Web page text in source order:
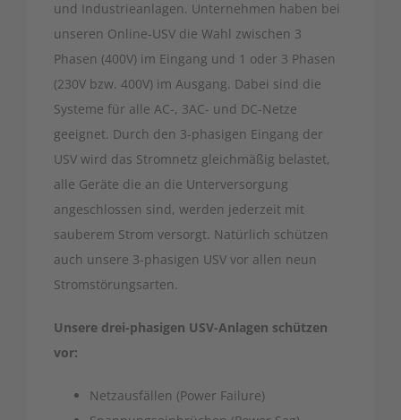
und Industrieanlagen. Unternehmen haben bei
unseren Online-USV die Wahl zwischen 3
Phasen (400V) im Eingang und 1 oder 3 Phasen
(230V bzw. 400V) im Ausgang. Dabei sind die
Systeme für alle AC-, 3AC- und DC-Netze
geeignet. Durch den 3-phasigen Eingang der
USV wird das Stromnetz gleichmäßig belastet,
alle Geräte die an die Unterversorgung
angeschlossen sind, werden jederzeit mit
sauberem Strom versorgt. Natürlich schützen
auch unsere 3-phasigen USV vor allen neun
Stromstörungsarten.
Unsere drei-phasigen USV-Anlagen schützen
vor:
Netzausfällen (Power Failure)